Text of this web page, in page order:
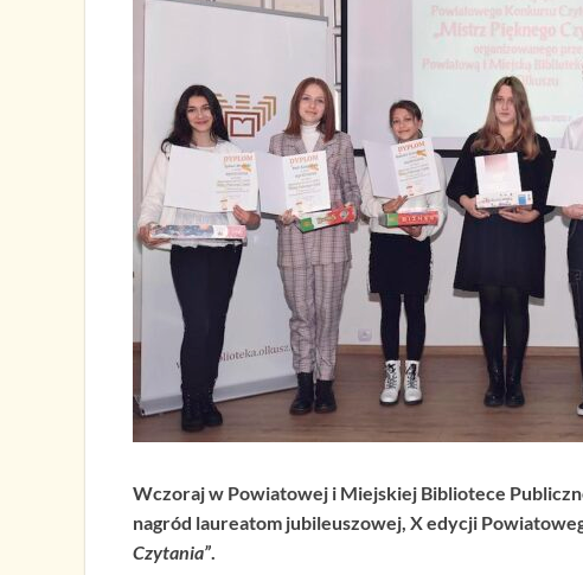
Wczoraj w Powiatowej i Miejskiej Bibliotece
nagród laureatom jubileuszowej, X edycji
Czytania”.